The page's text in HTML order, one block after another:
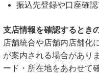
振込先登録や口座確
支店情報を確認するとき
店舗統合や店舗内店舗化
が案内される場合があり
ード・所在地をあわせて